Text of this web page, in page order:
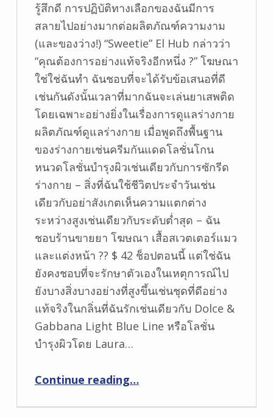
รู้สึกดี การปฏิบัติทางเลือกของฉันมีการ
สลายไปอย่างมากต่อผลิตภัณฑ์ความงาม
(และของว่าง!) “Sweetie” El Hub กล่าวว่า
“คุณต้องการอย่างแท้จริงอีกหนึ่ง ?” โฆษณา
ใช่ใช่ฉันทำ ฉันชอบที่จะได้รับข้อเสนอที่ดี
เช่นกันดังนั้นเวลาที่มากฉันจะเล่นยาเสพติด
โดยเฉพาะอย่างยิ่งในเรื่องการดูแลร่างกาย
ผลิตภัณฑ์ดูแลร่างกาย เมื่อพูดถึงพื้นฐาน
ของร่างกายเช่นครีมกันแดดโลชั่นโกน
หนวดโลชั่นบำรุงผิวเช่นเดียวกับการซักรีด
ร่างกาย – สิ่งที่ฉันใช้ชีวิตประจำวันเช่น
เดียวกับอย่าสังเกตเห็นความแตกต่าง
ระหว่างสูงเช่นเดียวกับระดับต่ำสุด – ฉัน
ชอบร้านขายยา โฆษณา เสื้อสเวตเตอร์แมว
และแต่งหน้า ?? $ 42 ช็อปตอนนี้ แต่ใช่ฉัน
ยังคงชอบที่จะรักษาตัวเองในเหตุการณ์ไป
ยังบางสิ่งบางอย่างที่สูงขึ้นเช่นชุดที่ดีอย่าง
แท้จริงในกลิ่นที่ฉันรักเช่นเดียวกับ Dolce &
Gabbana Light Blue Line หรือโลชั่น
บำรุงผิวโดย Laura…
Continue reading“ผลิตภัณฑ์เสริมความงามอะไรที่คุณชอบเล่นหรือรักษาตัวเองด้วย?”
…